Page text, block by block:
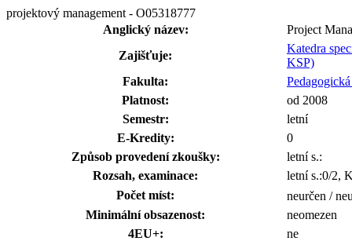
projektový management - O05318777
Anglický název:
Project
Zajišťuje:
Katedra
KSP)
Fakulta:
Platnost:
od 2008
Semestr:
letní
E-Kredity:
0
Způsob provedení zkoušky:
letní s.:
Rozsah, examinace:
letní s.:0/2,
Počet míst:
neurčen /
Minimální obsazenost:
neomezen
4EU+:
ne